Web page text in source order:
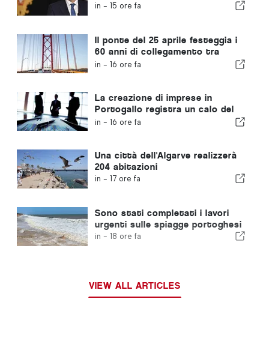
in - 15 ore fa
Il ponte del 25 aprile festeggia i
60 anni di collegamento tra
Lisbona e Almada
in - 16 ore fa
La creazione di imprese in
Portogallo registra un calo del
4,2%
in - 16 ore fa
Una città dell'Algarve realizzerà
204 abitazioni
in - 17 ore fa
Sono stati completati i lavori
urgenti sulle spiagge portoghesi
in - 18 ore fa
VIEW ALL ARTICLES